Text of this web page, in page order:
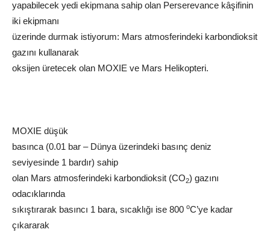
yapabilecek yedi ekipmana sahip olan Perserevance kâşifinin
iki ekipmanı
üzerinde durmak istiyorum: Mars atmosferindeki karbondioksit
gazını kullanarak
oksijen üretecek olan MOXIE ve Mars Helikopteri.
MOXIE düşük
basınca (0.01 bar – Dünya üzerindeki basınç deniz
seviyesinde 1 bardır) sahip
olan Mars atmosferindeki karbondioksit (CO2) gazını
odacıklarında
sıkıştırarak basıncı 1 bara, sıcaklığı ise 800 oC’ye kadar
çıkararak